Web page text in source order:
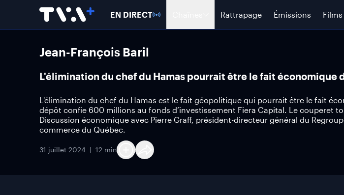
EN DIRECT Rattrapage Émissions Films
Jean-François Baril
L'élimination du chef du Hamas pourrait être le fait économique
L'élimination du chef du Hamas est le fait géopolitique qui pourrait être le fait
dépôt confie 600 millions au fonds d’investissement Fiera Capital. Le couperet
Discussion économique avec Pierre Graff, président-directeur général du
commerce du Québec.
31 juillet 2024 12 min